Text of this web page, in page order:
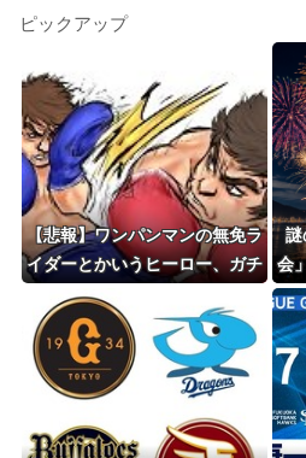
ピックアップ
【悲報】ワンパンマンの無免ラ
イダーとかいうヒーロー、ガチ
で嫌われていたｗｗｗｗｗｗｗ
ｗｗｗｗｗｗ
謎
会